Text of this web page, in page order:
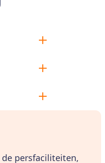
persfaciliteiten,